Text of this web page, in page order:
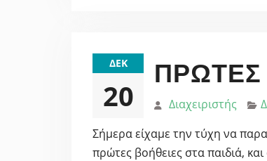
ΔΕΚ
20
ΠΡΏΤΕΣ
Διαχειριστής
Σήμερα είχαμε την τύχη να
πρώτες βοήθειες στα παιδιά,